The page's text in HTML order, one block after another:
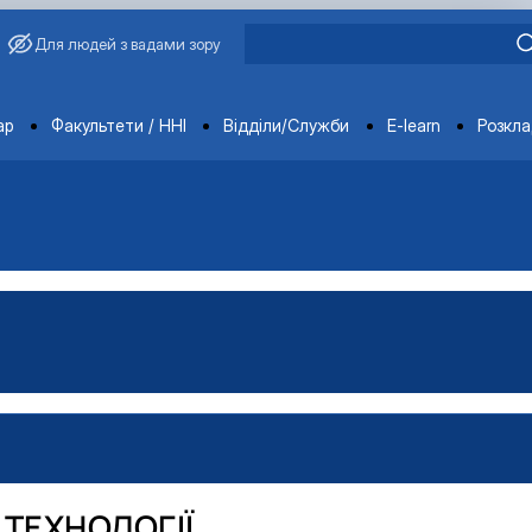
Для людей з вадами зору
Факультети / ННІ Відділи/Служби E-learn